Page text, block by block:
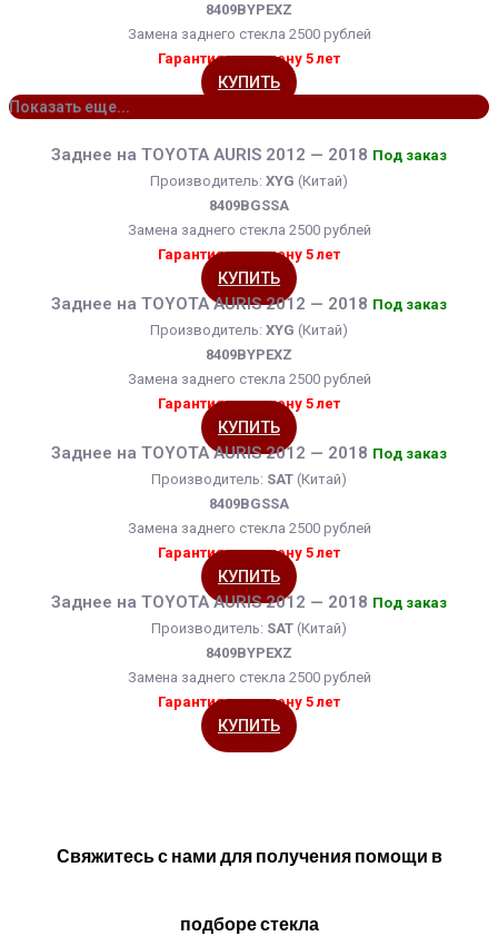
8409BYPEXZ
Замена заднего стекла 2500 рублей
Гарантия на замену 5 лет
КУПИТЬ
Показать еще...
Заднее на TOYOTA AURIS 2012 — 2018 Под заказ
Производитель: XYG (Китай)
8409BGSSA
Замена заднего стекла 2500 рублей
Гарантия на замену 5 лет
КУПИТЬ
Заднее на TOYOTA AURIS 2012 — 2018 Под заказ
Производитель: XYG (Китай)
8409BYPEXZ
Замена заднего стекла 2500 рублей
Гарантия на замену 5 лет
КУПИТЬ
Заднее на TOYOTA AURIS 2012 — 2018 Под заказ
Производитель: SAT (Китай)
8409BGSSA
Замена заднего стекла 2500 рублей
Гарантия на замену 5 лет
КУПИТЬ
Заднее на TOYOTA AURIS 2012 — 2018 Под заказ
Производитель: SAT (Китай)
8409BYPEXZ
Замена заднего стекла 2500 рублей
Гарантия на замену 5 лет
КУПИТЬ
Свяжитесь с нами для получения помощи в
подборе стекла